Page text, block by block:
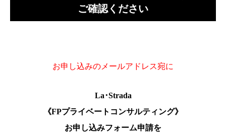
ご確認ください
お申し込みのメールアドレス宛に
La･Strada
《FPプライベートコンサルティング》
お申し込みフォーム申請を